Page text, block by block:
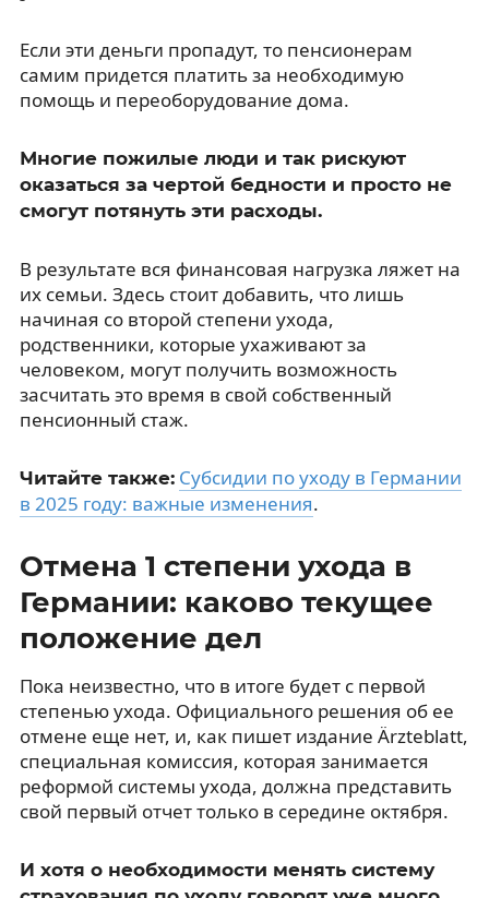
Если эти деньги пропадут, то пенсионерам
самим придется платить за необходимую
помощь и переоборудование дома.
Многие пожилые люди и так рискуют
оказаться за чертой бедности и просто не
смогут потянуть эти расходы.
В результате вся финансовая нагрузка ляжет на
их семьи. Здесь стоит добавить, что лишь
начиная со второй степени ухода,
родственники, которые ухаживают за
человеком, могут получить возможность
засчитать это время в свой собственный
пенсионный стаж.
Читайте также: Субсидии по уходу в Германии
в 2025 году: важные изменения.
Отмена 1 степени ухода в
Германии: каково текущее
положение дел
Пока неизвестно, что в итоге будет с первой
степенью ухода. Официального решения об ее
отмене еще нет, и, как пишет издание Ärzteblatt,
специальная комиссия, которая занимается
реформой системы ухода, должна представить
свой первый отчет только в середине октября.
И хотя о необходимости менять систему